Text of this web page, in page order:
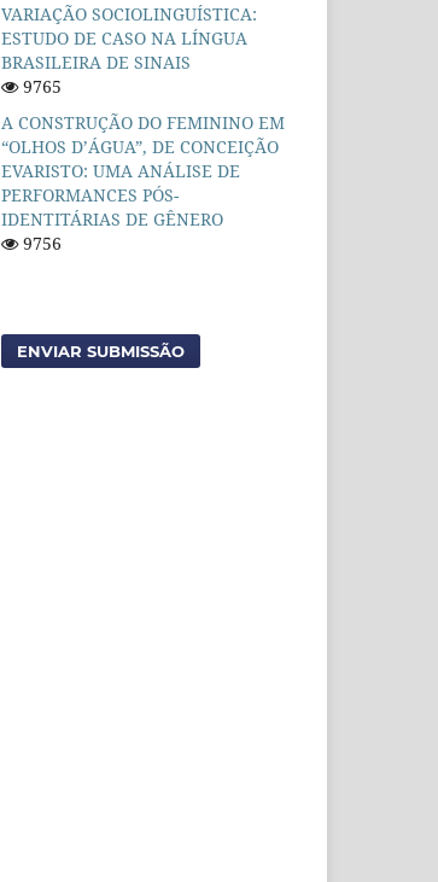
VARIAÇÃO SOCIOLINGUÍSTICA:
ESTUDO DE CASO NA LÍNGUA
BRASILEIRA DE SINAIS
9765
A CONSTRUÇÃO DO FEMININO EM
“OLHOS D’ÁGUA”, DE CONCEIÇÃO
EVARISTO: UMA ANÁLISE DE
PERFORMANCES PÓS-
IDENTITÁRIAS DE GÊNERO
9756
ENVIAR SUBMISSÃO